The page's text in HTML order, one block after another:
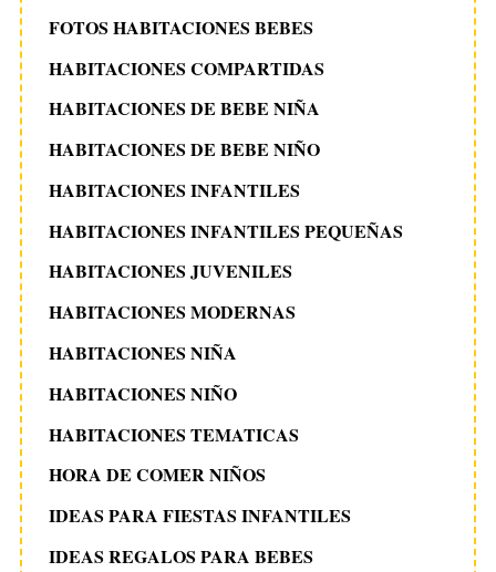
FOTOS HABITACIONES BEBES
HABITACIONES COMPARTIDAS
HABITACIONES DE BEBE NIÑA
HABITACIONES DE BEBE NIÑO
HABITACIONES INFANTILES
HABITACIONES INFANTILES PEQUEÑAS
HABITACIONES JUVENILES
HABITACIONES MODERNAS
HABITACIONES NIÑA
HABITACIONES NIÑO
HABITACIONES TEMATICAS
HORA DE COMER NIÑOS
IDEAS PARA FIESTAS INFANTILES
IDEAS REGALOS PARA BEBES